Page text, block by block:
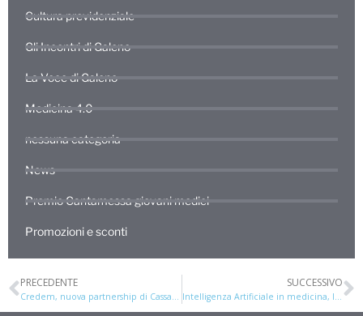
Cultura previdenziale
Gli Incontri di Galeno
La Voce di Galeno
Medicina 4.0
nessuna categoria
News
Premio Cantamessa giovani medici
Promozioni e sconti
PRECEDENTE SUCCESSIVO